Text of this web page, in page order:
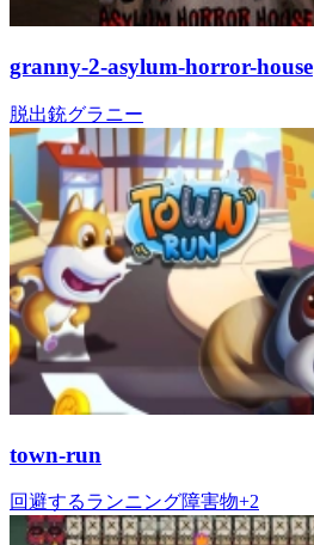
granny-2-asylum-horror-house
脱出銃グラニー
town-run
回避するランニング障害物+2